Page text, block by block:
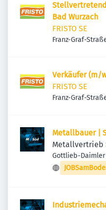
Bad Wurzach
FRISTO SE
Franz-Graf-
Verkäufer (m/
FRISTO SE
Franz-Graf-
Metallbauer |
Metallvertrieb
Gottlieb-
Owingen,